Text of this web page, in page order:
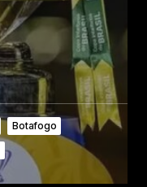
Botafogo